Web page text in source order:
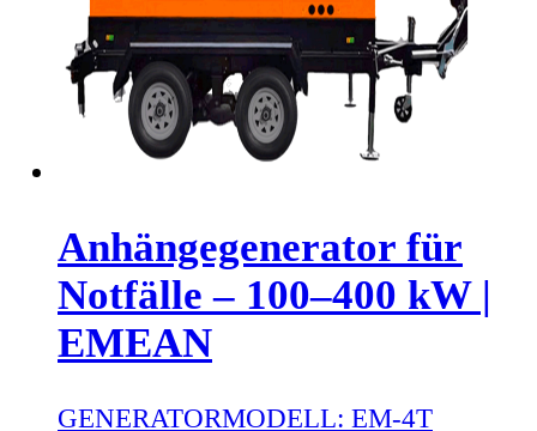
Anhängegenerator für
Notfälle – 100–400 kW |
EMEAN
GENERATORMODELL: EM-4T